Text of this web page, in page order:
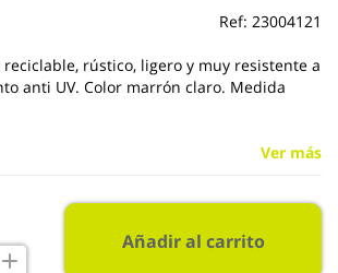
Ref: 23004121
reciclable, rústico, ligero y muy resistente a
anti UV. Color marrón claro. Medida
Ver más
Añadir al carrito